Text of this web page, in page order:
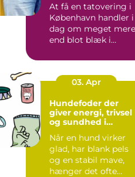
At få en tatovering i
København handler i
dag om meget mere
end blot blæk i
alt f...
03. Apr
Hundefoder der
giver energi, trivsel
og sundhed i
Når en hund virker
glad, har blank pels
og en stabil mave,
hænger det ofte